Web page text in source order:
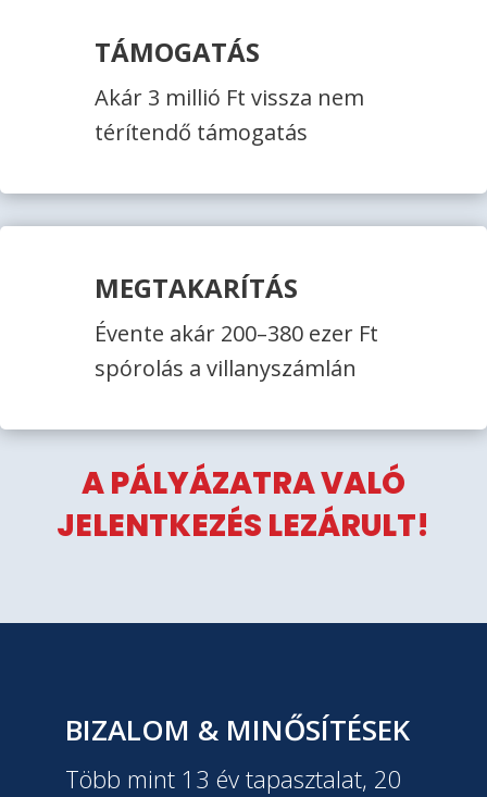
TÁMOGATÁS
Akár 3 millió Ft vissza nem
térítendő támogatás
MEGTAKARÍTÁS
Évente akár 200–380 ezer Ft
spórolás a villanyszámlán
A PÁLYÁZATRA VALÓ
JELENTKEZÉS LEZÁRULT!
BIZALOM & MINŐSÍTÉSEK
Több mint 13 év tapasztalat, 20